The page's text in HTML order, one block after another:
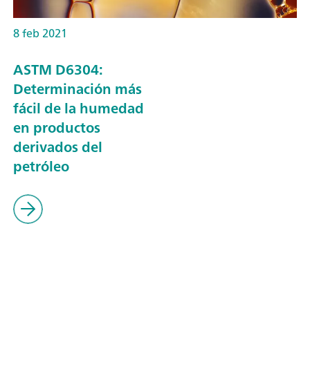
8 feb 2021
ASTM D6304:
Determinación más
fácil de la humedad
en productos
derivados del
petróleo